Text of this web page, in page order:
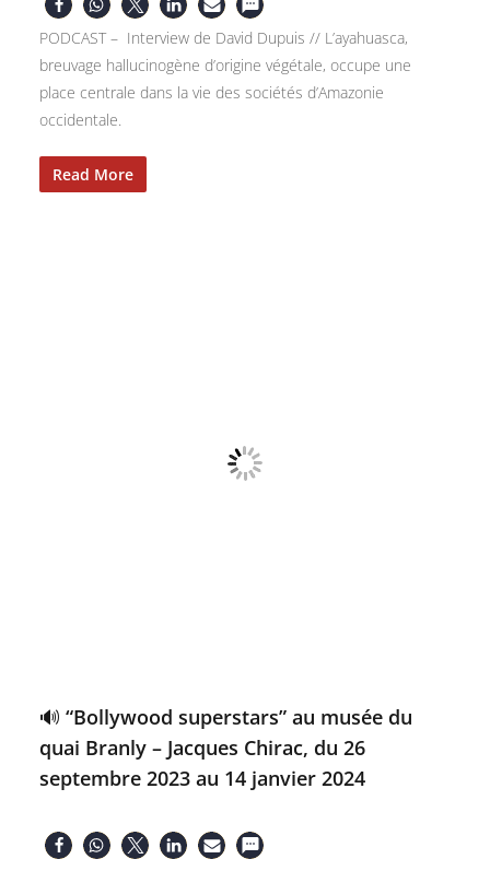
PODCAST – Interview de David Dupuis // L’ayahuasca,
breuvage hallucinogène d’origine végétale, occupe une
place centrale dans la vie des sociétés d’Amazonie
occidentale.
Read More
🔊 “Bollywood superstars” au musée du
quai Branly – Jacques Chirac, du 26
septembre 2023 au 14 janvier 2024